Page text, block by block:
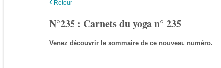
Retour
N°235 : Carnets du yoga n° 235
Venez découvrir le sommaire de ce nouveau numéro.